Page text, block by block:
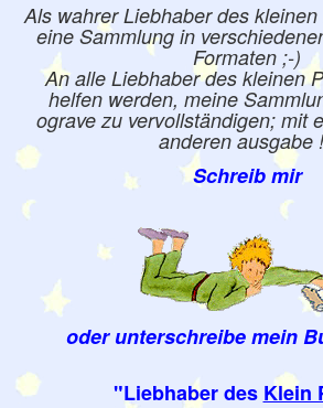
Als wahrer Liebhaber des
eine Sammlung in
Formaten ;-)
An alle Liebhaber des kleinen
helfen werden, meine
ograve zu vervollständigen; mit
anderen ausgabe
Schreib mir
oder unterschreibe mein
"Liebhaber des Klein